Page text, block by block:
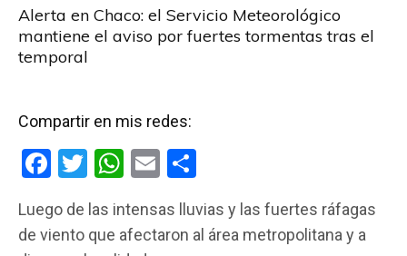
Alerta en Chaco: el Servicio Meteorológico
mantiene el aviso por fuertes tormentas tras el
temporal
Compartir en mis redes:
F
ce
T
tt
W
at
E
ail m
Luego de las intensas lluvias y las fuertes ráfagas
de viento que afectaron al área metropolitana y a